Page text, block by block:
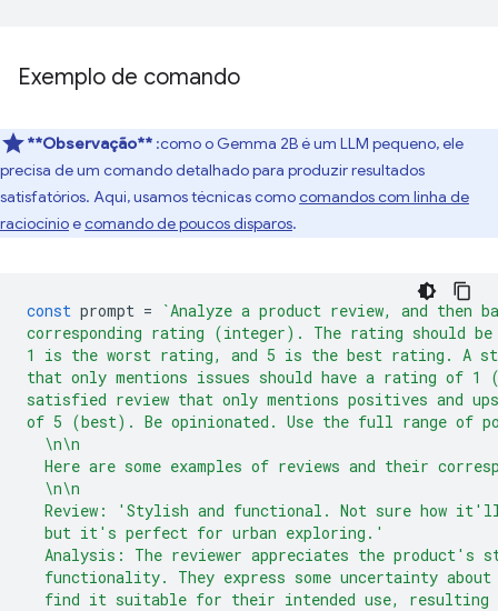
Exemplo de comando
**Observação** :como o Gemma 2B é um LLM pequeno, ele
precisa de um comando detalhado para produzir resultados
satisfatórios. Aqui, usamos técnicas comocomandos com linha de
raciocínioecomando de poucos disparos.
const prompt =
`Analyze a product review, and then
corresponding rating (integer). The rating should be
1 is the worst rating, and 5 is the best rating. A
that only mentions issues should have a rating of 1
satisfied review that only mentions positives and
of 5 (best). Be opinionated. Use the full range of
  \n\n
Here are some examples of reviews and their
  \n\n
Review: 'Stylish and functional. Not sure how
  but it's perfect for urban exploring.'
Analysis: The reviewer appreciates the product's
functionality. They express some uncertainty
find it suitable for their intended use, resulting